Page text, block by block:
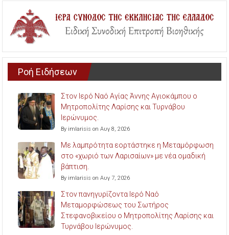
Ροή Ειδήσεων
Στον Ιερό Ναό Αγίας Άννης Αγιοκάμπου ο
Μητροπολίτης Λαρίσης και Τυρνάβου
Ιερώνυμος.
By imlarisis on Αυγ 8, 2026
Με λαμπρότητα εορτάστηκε η Μεταμόρφωση
στο «χωριό των Λαρισαίων» με νέα ομαδική
βάπτιση.
By imlarisis on Αυγ 7, 2026
Στον πανηγυρίζοντα Ιερό Ναό
Μεταμορφώσεως του Σωτήρος
Στεφανοβικείου ο Μητροπολίτης Λαρίσης και
Τυρνάβου Ιερώνυμος.